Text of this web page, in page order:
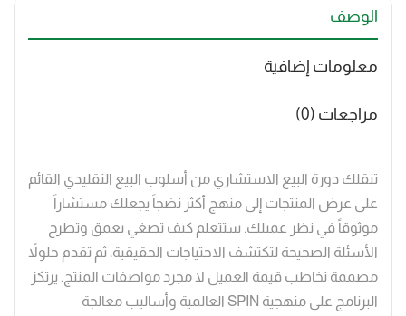
الوصف
معلومات إضافية
مراجعات (0)
تنقلك دورة البيع الاستشاري من أسلوب البيع التقليدي القائم
على عرض المنتجات إلى منهج أكثر نضجاً يجعلك مستشاراً
موثوقاً في نظر عميلك. ستتعلم كيف تصغي بعمق وتطرح
الأسئلة الصحيحة لتكتشف الاحتياجات الحقيقية، ثم تقدم حلولاً
مصممة تخاطب قيمة العميل لا مجرد مواصفات المنتج. يرتكز
البرنامج على منهجية SPIN العالمية وأساليب معالجة